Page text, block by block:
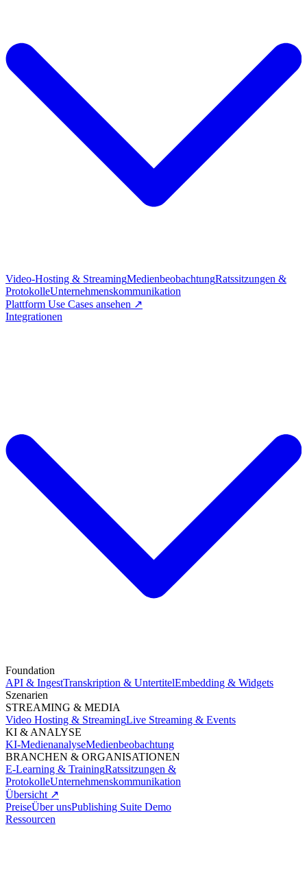
Video-Hosting & StreamingMedienbeobachtungRatssitzungen &
ProtokolleUnternehmenskommunikation
Plattform Use Cases ansehen ↗
Integrationen
Foundation
API & IngestTranskription & UntertitelEmbedding & Widgets
Szenarien
STREAMING & MEDIA
Video Hosting & StreamingLive Streaming & Events
KI & ANALYSE
KI-MedienanalyseMedienbeobachtung
BRANCHEN & ORGANISATIONEN
E-Learning & TrainingRatssitzungen &
ProtokolleUnternehmenskommunikation
Übersicht ↗
PreiseÜber unsPublishing Suite Demo
Ressourcen